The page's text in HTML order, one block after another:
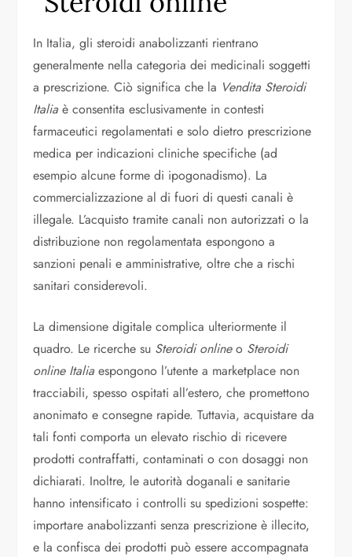
In Italia, gli steroidi anabolizzanti rientrano
generalmente nella categoria dei medicinali soggetti
a prescrizione. Ciò significa che la Vendita Steroidi
Italia è consentita esclusivamente in contesti
farmaceutici regolamentati e solo dietro prescrizione
medica per indicazioni cliniche specifiche (ad
esempio alcune forme di ipogonadismo). La
commercializzazione al di fuori di questi canali è
illegale. L’acquisto tramite canali non autorizzati o la
distribuzione non regolamentata espongono a
sanzioni penali e amministrative, oltre che a rischi
sanitari considerevoli.
La dimensione digitale complica ulteriormente il
quadro. Le ricerche su Steroidi onlineo Steroidi
online Italia espongono l’utente a marketplace non
tracciabili, spesso ospitati all’estero, che promettono
anonimato e consegne rapide. Tuttavia, acquistare da
tali fonti comporta un elevato rischio di ricevere
prodotti contraffatti, contaminati o con dosaggi non
dichiarati. Inoltre, le autorità doganali e sanitarie
hanno intensificato i controlli su spedizioni sospette:
importare anabolizzanti senza prescrizione è illecito,
e la confisca dei prodotti può essere accompagnata